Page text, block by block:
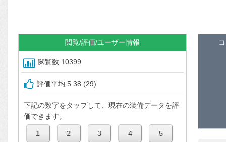
閲覧/評価/ユーザー情報
閲覧数:10399
評価平均:5.38 (29)
下記の数字をタップして、現在の装備データを評
価できます。